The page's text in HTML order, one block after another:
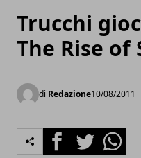
Trucchi
The Rise
di Redazione10/08/2011
FacebookTwitter